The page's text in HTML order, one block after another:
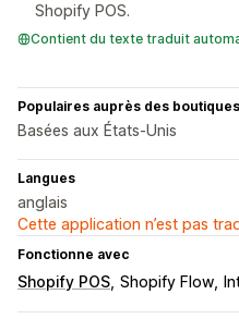
Shopify POS.
Contient du texte traduit
Populaires auprès des
Basées aux États-Unis
Langues
anglais
Cette application n’est pas
Fonctionne avec
Shopify POS Shopify Flow